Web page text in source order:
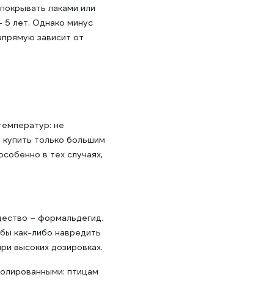
лаками или
5 лет. Однако минус
зависит от
не
только большим
в тех случаях,
– формальдегид.
как-либо навредить
высоких дозировках.
птицам